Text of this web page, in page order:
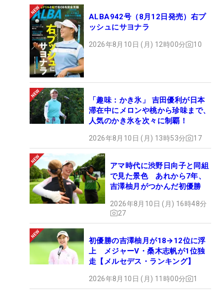
ALBA942号（8月12日発売）右プ
ッシュにサヨナラ
2026年8月10日 (月) 12時00分 10
「趣味：かき氷」 吉田優利が日本
滞在中にメロンや桃から珍味まで、
人気のかき氷を次々に制覇！
2026年8月10日 (月) 13時53分 17
アマ時代に渋野日向子と同組
で見た景色 あれから7年、
吉澤柚月がつかんだ初優勝
2026年8月10日 (月) 16時48分
27
初優勝の吉澤柚月が18→12位に浮
上 メジャーV・桑木志帆が1位独
走【メルセデス・ランキング】
2026年8月10日 (月) 11時00分 1